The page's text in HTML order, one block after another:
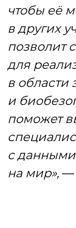
чтобы её
в других
позволит
для
в области
и
поможет
с
на мир», —